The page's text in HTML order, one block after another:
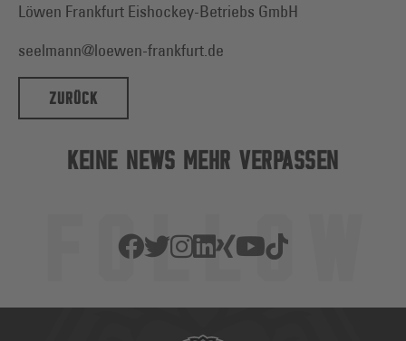
Löwen Frankfurt Eishockey-Betriebs GmbH
seelmann@loewen-frankfurt.de
ZURÜCK
KEINE NEWS MEHR VERPASSEN